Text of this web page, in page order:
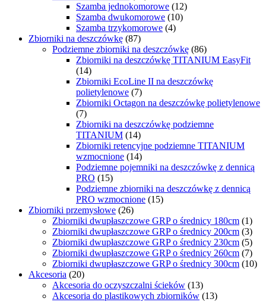
Szamba jednokomorowe (12)
Szamba dwukomorowe (10)
Szamba trzykomorowe (4)
Zbiorniki na deszczówkę (87)
Podziemne zbiorniki na deszczówkę (86)
Zbiorniki na deszczówkę TITANIUM EasyFit
(14)
Zbiorniki EcoLine II na deszczówkę
polietylenowe (7)
Zbiorniki Octagon na deszczówkę polietylenowe
(7)
Zbiorniki na deszczówkę podziemne
TITANIUM (14)
Zbiorniki retencyjne podziemne TITANIUM
wzmocnione (14)
Podziemne pojemniki na deszczówkę z dennicą
PRO (15)
Podziemne zbiorniki na deszczówkę z dennicą
PRO wzmocnione (15)
Zbiorniki przemysłowe (26)
Zbiorniki dwupłaszczowe GRP o średnicy 180cm (1)
Zbiorniki dwupłaszczowe GRP o średnicy 200cm (3)
Zbiorniki dwupłaszczowe GRP o średnicy 230cm (5)
Zbiorniki dwupłaszczowe GRP o średnicy 260cm (7)
Zbiorniki dwupłaszczowe GRP o średnicy 300cm (10)
Akcesoria (20)
Akcesoria do oczyszczalni ścieków (13)
Akcesoria do plastikowych zbiorników (13)